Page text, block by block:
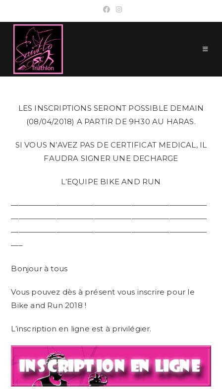
content
LES INSCRIPTIONS SERONT POSSIBLE DEMAIN
(08/04/2018) A PARTIR DE 9H30 AU HARAS.
SI VOUS N’AVEZ PAS DE CERTIFICAT MEDICAL, IL
FAUDRA SIGNER UNE DECHARGE
L’EQUIPE BIKE AND RUN
——————————————————————————
——————————————————————————
——————————————————————————
—–
Bonjour à tous
Vous pouvez dès à présent vous inscrire pour le
Bike and Run 2018 !
L’inscription en ligne est à privilégier.